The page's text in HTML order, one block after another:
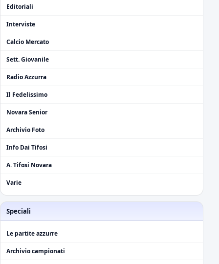
Editoriali
Interviste
Calcio Mercato
Sett. Giovanile
Radio Azzurra
Il Fedelissimo
Novara Senior
Archivio Foto
Info Dai Tifosi
A. Tifosi Novara
Varie
Speciali
Le partite azzurre
Archivio campionati